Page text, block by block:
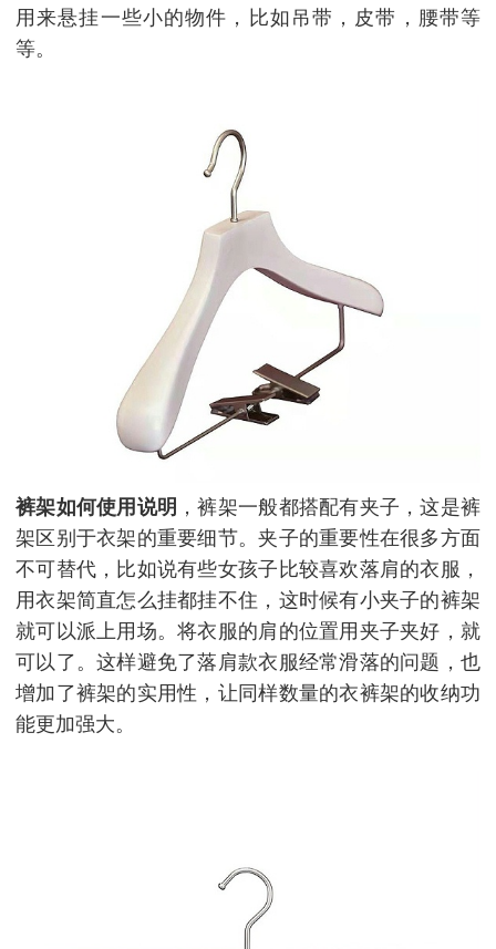
用来悬挂一些小的物件，比如吊带，皮带，腰带等
等。
裤架如何使用说明 ，裤架一般都搭配有夹子，这是裤
架区别于衣架的重要细节。夹子的重要性在很多方面
不可替代，比如说有些女孩子比较喜欢落肩的衣服，
用衣架简直怎么挂都挂不住，这时候有小夹子的裤架
就可以派上用场。将衣服的肩的位置用夹子夹好，就
可以了。这样避免了落肩款衣服经常滑落的问题，也
增加了裤架的实用性，让同样数量的衣裤架的收纳功
能更加强大。